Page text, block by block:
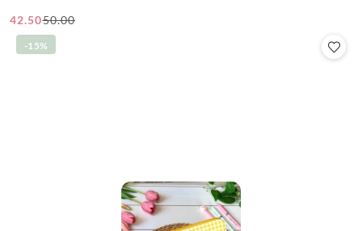
Cena
promocyjna:
42.50
Cena
przed
50.00
-15%